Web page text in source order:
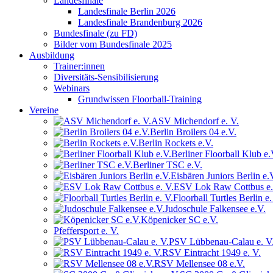
Landesfinale Berlin 2026
Landesfinale Brandenburg 2026
Bundesfinale (zu FD)
Bilder vom Bundesfinale 2025
Ausbildung
Trainer:innen
Diversitäts-Sensibilisierung
Webinars
Grundwissen Floorball-Training
Vereine
ASV Michendorf e. V.
Berlin Broilers 04 e.V.
Berlin Rockets e.V.
Berliner Floorball Klub
Berliner TSC e.V.
Eisbären Juniors Berlin
ESV Lok Raw Cottbus
Floorball Turtles Berlin
Judoschule Falkensee e.V.
Köpenicker SC e.V.
Pfeffersport e. V.
PSV Lübbenau-Calau e. V.
RSV Eintracht 1949 e. V.
RSV Mellensee 08 e.V.